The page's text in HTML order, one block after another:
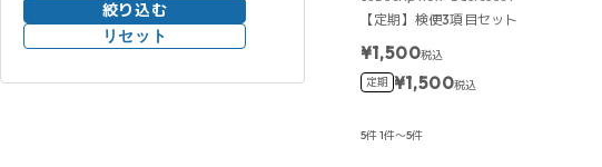
絞り込む
リセット
【定期】検便3項目セット
¥1,500税込
定期 ¥1,500税込
5件1件～5件